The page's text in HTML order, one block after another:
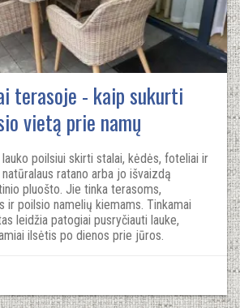
terasoje - kaip sukurti
vietą prie namų
poilsiui skirti stalai, kėdės, foteliai ir
ratano arba jo išvaizdą
pluošto. Jie tinka terasoms,
ir poilsio namelių kiemams. Tinkamai
leidžia patogiai pusryčiauti lauke,
ilsėtis po dienos prie jūros.